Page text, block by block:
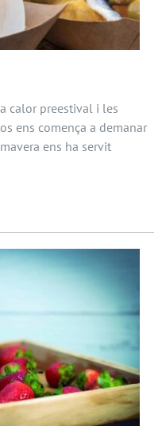
calor preestival i les
ens comença a demanar
ens ha servit